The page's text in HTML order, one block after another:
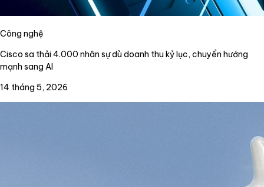
Công nghệ
Cisco sa thải 4.000 nhân sự dù doanh thu kỷ lục, chuyển hướng
mạnh sang AI
14 tháng 5, 2026